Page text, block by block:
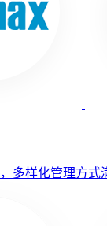
多样化管理方式